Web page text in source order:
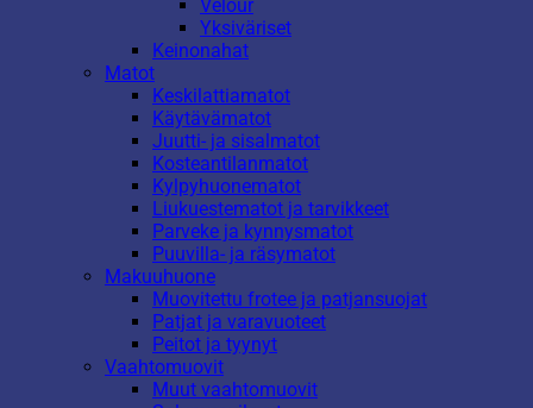
Velour
Yksiväriset
Keinonahat
Matot
Keskilattiamatot
Käytävämatot
Juutti- ja sisalmatot
Kosteantilanmatot
Kylpyhuonematot
Liukuestematot ja tarvikkeet
Parveke ja kynnysmatot
Puuvilla- ja räsymatot
Makuuhuone
Muovitettu frotee ja patjansuojat
Patjat ja varavuoteet
Peitot ja tyynyt
Vaahtomuovit
Muut vaahtomuovit